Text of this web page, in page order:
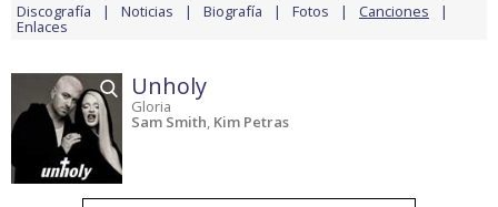
Discografía Noticias Biografía Fotos Canciones
Enlaces
Unholy
Gloria
Sam Smith, Kim Petras